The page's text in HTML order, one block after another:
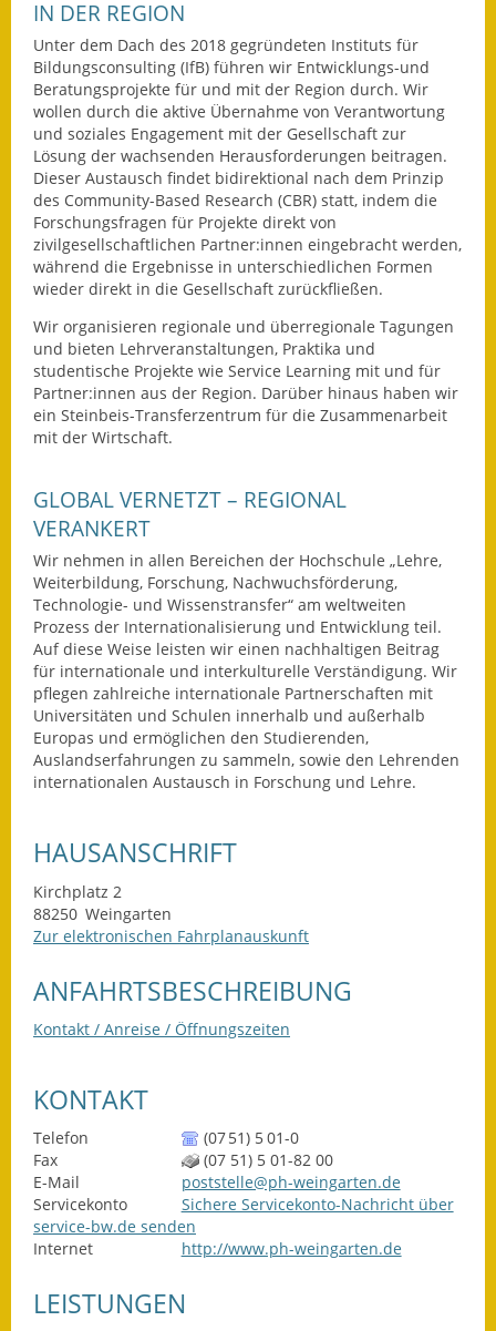
Getrennte
Abwassergebühr
Grundsteuerreform
Haushaltspläne
Jahresabschlüsse
Wasserversorgung
Heiraten in Notzingen
Mitarbeiter
Was erledige ich wo?
Leben
Bauen und Wohnen
Baugebiete & Bauplätze
Bauwasser/Wasser/Abwasser
Rückstausicherung von
Gebäuden
IN DER REGION
Unter dem Dach des 2018 gegründeten Instituts für
Bildungsconsulting (IfB) führen wir Entwicklungs-und
Beratungsprojekte für und mit der Region durch. Wir
wollen durch die aktive Übernahme von Verantwortung
und soziales Engagement mit der Gesellschaft zur
Lösung der wachsenden Herausforderungen beitragen.
Dieser Austausch findet bidirektional nach dem Prinzip
des Community-Based Research (CBR) statt, indem die
Forschungsfragen für Projekte direkt von
zivilgesellschaftlichen Partner:innen eingebracht werden,
während die Ergebnisse in unterschiedlichen Formen
wieder direkt in die Gesellschaft zurückfließen.
Wir organisieren regionale und überregionale Tagungen
und bieten Lehrveranstaltungen, Praktika und
studentische Projekte wie Service Learning mit und für
Partner:innen aus der Region. Darüber hinaus haben wir
ein Steinbeis-Transferzentrum für die Zusammenarbeit
mit der Wirtschaft.
GLOBAL VERNETZT – REGIONAL
VERANKERT
Wir nehmen in allen Bereichen der Hochschule „Lehre,
Weiterbildung, Forschung, Nachwuchsförderung,
Technologie- und Wissenstransfer“ am weltweiten
Prozess der Internationalisierung und Entwicklung teil.
Auf diese Weise leisten wir einen nachhaltigen Beitrag
für internationale und interkulturelle Verständigung. Wir
pflegen zahlreiche internationale Partnerschaften mit
Universitäten und Schulen innerhalb und außerhalb
Europas und ermöglichen den Studierenden,
Auslandserfahrungen zu sammeln, sowie den Lehrenden
internationalen Austausch in Forschung und Lehre.
HAUSANSCHRIFT
Kirchplatz 2
88250 Weingarten
Zur elektronischen Fahrplanauskunft
ANFAHRTSBESCHREIBUNG
Kontakt / Anreise / Öffnungszeiten
KONTAKT
Telefon (0751) 501-0
Fax
(07 51) 5 01-82 00
E-Mail
poststelle@ph-weingarten.de
Servicekonto
Sichere Servicekonto-Nachricht über
service-bw.de senden
Internet
http://www.ph-weingarten.de
LEISTUNGEN